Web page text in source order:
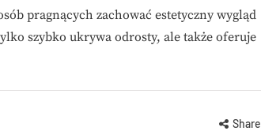
pragnących zachować estetyczny wygląd
szybko ukrywa odrosty, ale także oferuje
Share